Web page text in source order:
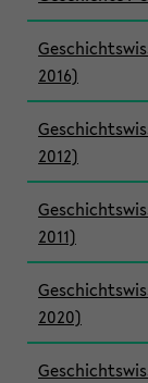
2016)
2012)
2011)
2020)